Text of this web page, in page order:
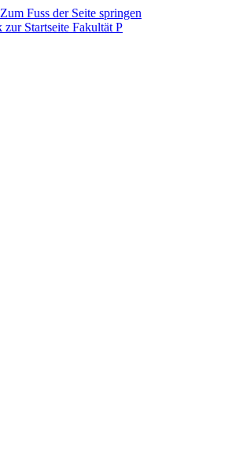
Zum Fuss der Seite springen
Fakultät P